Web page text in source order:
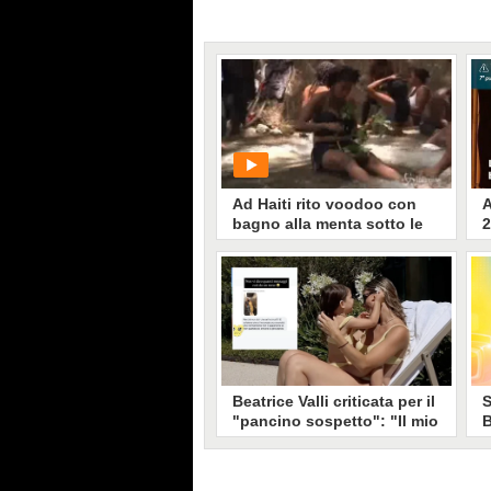
Ad Haiti rito voodoo con
bagno alla menta sotto le
cascate
PLAY
793• diCronaca
Beatrice Valli criticata per il
"pancino sospetto": "Il mio
corpo è sotto stress, non